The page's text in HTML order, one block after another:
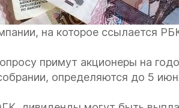
на которое ссылается
примут акционеры на
определяются до 5